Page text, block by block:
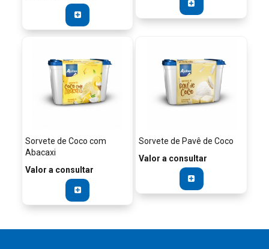
Sorvete de Coco com
Abacaxi
Valor a consultar
Sorvete de Pavê de Coco
Valor a consultar